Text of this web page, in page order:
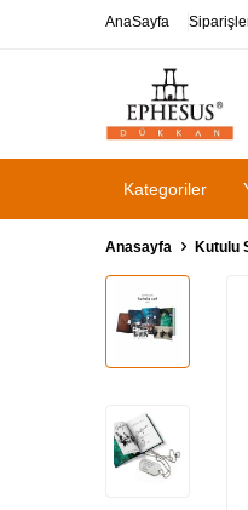
AnaSayfa
Kategoriler
Anasayfa Kutulu